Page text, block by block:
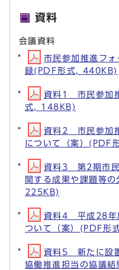
資料
会議資料
市民参加推進フ
録(PDF形式, 440KB)
資料1 市民参加
式, 148KB)
資料2 市民参加
について（案）(PDF
資料3 第2期市民
関する成果や課題等
225KB)
資料4 平成28年
ついて（案）(PDF形
資料5 新たに設
協働推進担当の協議